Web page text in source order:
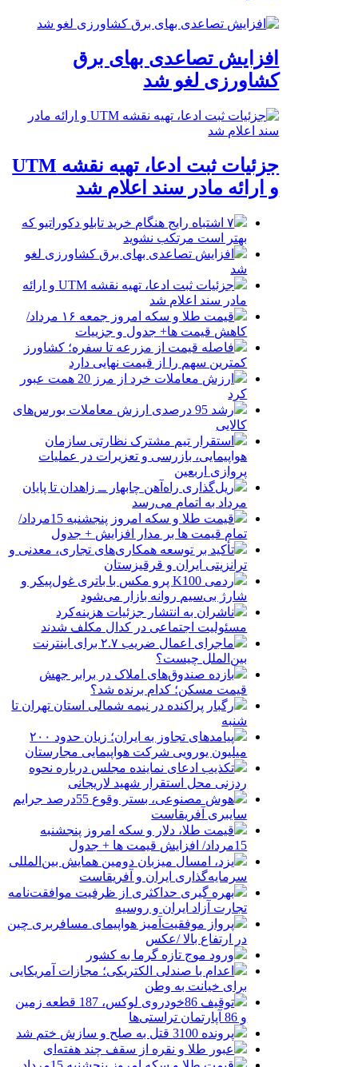
افزایش تصاعدی بهای برق
کشاورزی لغو شد
جزئیات ثبت ادعا، تهیه نقشه UTM
و ارائه مادر سند اعلام شد
۷ اشتباه رایج هنگام خرید تابلو دکوراتیو که
بهتر است مرتکب نشوید
افزایش تصاعدی بهای برق کشاورزی لغو
شد
جزئیات ثبت ادعا، تهیه نقشه UTM و ارائه
مادر سند اعلام شد
قیمت طلا و سکه امروز جمعه ۱۶ مرداد/
کاهش قیمت ها+ جدول و جزییات
فاصله قیمت از مزرعه تا سفره؛ کشاورز
کمترین سهم را از قیمت نهایی دارد
ارزش معاملات خرد از مرز 20 همت عبور
کرد
رشد 95 درصدی ارزش معاملات بورس‌های
کالایی
استقرار تیم مشترک نظارتی سازمان
هواپیمایی، بازرسی و تعزیرات در عملیات
پروازی اربعین
ریل‌گذاری راه‌آهن چابهار ــ زاهدان تا پایان
مرداد به اتمام می‌رسد
قیمت طلا و سکه امروز پنجشنبه 15مرداد/
تمام قیمت ها بر مدار افزایش + جدول
تأکید بر توسعه همکاری‌های تجاری، معدنی و
ترانزیتی ایران و قرقیزستان
ردمی K100 پرو مکس با باتری غول‌پیکر و
شارژ بی‌سیم روانه بازار می‌شود
ناشران به انتشار جزئیات هزینه‌کرد
مسئولیت اجتماعی در کدال مکلف شدند
ماجرای اعمال ضریب ۲.۷ برای اینترنت
بین‌الملل چیست؟
بازده صندوق‌های املاک در برابر جهش
قیمت مسکن؛ کدام برنده شد؟
رگبار پراکنده در نیمه شمالی استان تهران تا
شنبه
پیامدهای تجاوز به ایران؛ زیان حدود ۲۰۰
میلیون یورویی شرکت هواپیمایی مجارستان
تکذیب ادعای نماینده مجلس درباره نحوه
ردزنی محل استقرار شهید لاریجانی
هوش مصنوعی، بستر وقوع 55درصد جرایم
سایبری آفریقاست
قیمت طلا، دلار و سکه امروز پنجشنبه
15مرداد/ افزایش قیمت ها + جدول
یزد، امسال میزبان دومین همایش بین‌المللی
سرمایه‌گذاری ایران و آفریقاست
بهره گیری حداکثری از ظرفیت موافقت‌نامه
تجارت آزاد ایران و روسیه
پرواز موفقیت‌آمیز هواپیمای مسافربری چین
در ارتفاع بالا /عکس
ورود موج تازه گرما به کشور
اعدام با صندلی الکتریکی؛ مجازات آمریکایی
برای خیانت به وطن
توقیف 86خودروی لوکس، 187 قطعه زمین
و 86 آپارتمان تراستی‌ها
پرونده 3100 قتل به صلح و سازش ختم شد
عبور طلا و نقره از سقف چند هفته‌ای